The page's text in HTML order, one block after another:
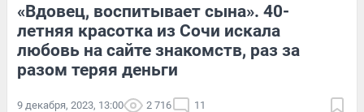
«Вдовец, воспитывает сына». 40-
летняя красотка из Сочи искала
любовь на сайте знакомств, раз за
разом теряя деньги
9 декабря, 2023, 13:00 2 716 11